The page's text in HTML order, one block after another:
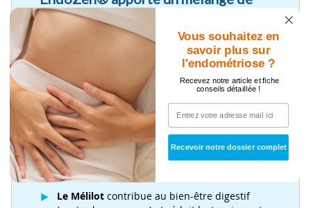
plantes aux vertus synergiques
associé à des Actifs L.B.
apaise les crampes
abdominales périodiques ou liées au
syndrome prémenstruel.
L’Épilobecontribue à la résistance de
l’organisme pendant le cycle prémenstruel,
réduit les symptômes de la ménopause et
aide à réduire le stress.
L’Alchemille et la Grande
Camomilleparticipent au bien-être féminin.
Le Mélilot contribue au bien-être digestif
Vous souhaitez en
savoir plus sur
l'endométriose ?
Recevez notre article et fiche
conseils détaillée !
Recevoir notre dossier complet